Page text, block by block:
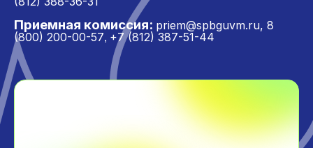
Приемная комиссия: priem@spbguvm.ru, 8
(800) 200-00-57, +7 (812) 387-51-44